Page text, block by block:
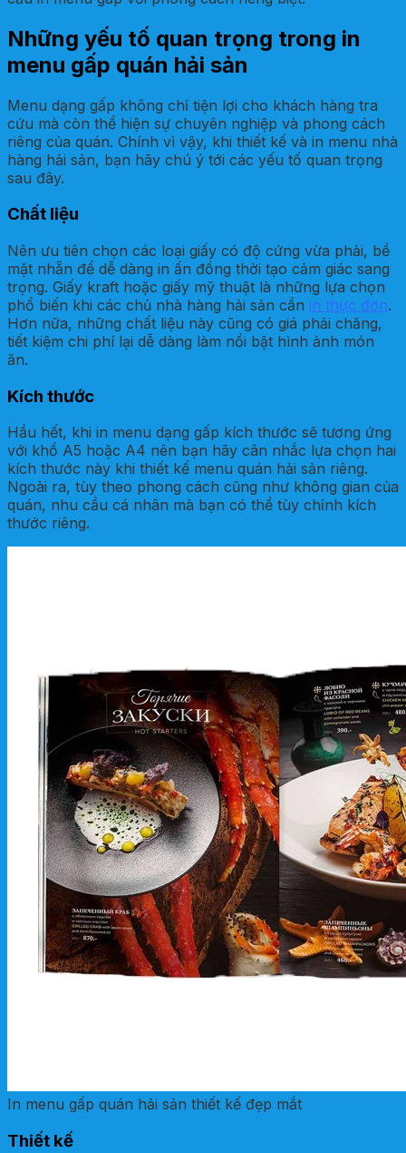
Những yếu tố quan trọng trong in
menu gấp quán hải sản
Menu dạng gấp không chỉ tiện lợi cho khách hàng tra
cứu mà còn thể hiện sự chuyên nghiệp và phong cách
riêng của quán. Chính vì vậy, khi thiết kế và in menu nhà
hàng hải sản, bạn hãy chú ý tới các yếu tố quan trọng
sau đây.
Chất liệu
Nên ưu tiên chọn các loại giấy có độ cứng vừa phải, bề
mặt nhẵn để dễ dàng in ấn đồng thời tạo cảm giác sang
trọng. Giấy kraft hoặc giấy mỹ thuật là những lựa chọn
phổ biến khi các chủ nhà hàng hải sản cần in thực đơn.
Hơn nữa, những chất liệu này cũng có giá phải chăng,
tiết kiệm chi phí lại dễ dàng làm nổi bật hình ảnh món
ăn.
Kích thước
Hầu hết, khi in menu dạng gấp kích thước sẽ tương ứng
với khổ A5 hoặc A4 nên bạn hãy cân nhắc lựa chọn hai
kích thước này khi thiết kế menu quán hải sản riêng.
Ngoài ra, tùy theo phong cách cũng như không gian của
quán, nhu cầu cá nhân mà bạn có thể tùy chỉnh kích
thước riêng.
In menu gấp quán hải sản thiết kế đẹp mắt
Thiết kế